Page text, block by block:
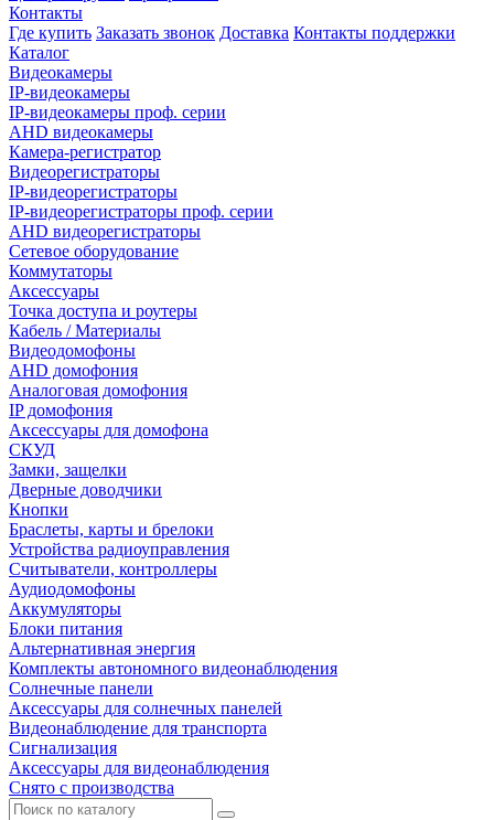
Контакты
Где купить Заказать звонок Доставка Контакты поддержки
Каталог
Видеокамеры
IP-видеокамеры
IP-видеокамеры проф. серии
AHD видеокамеры
Камера-регистратор
Видеорегистраторы
IP-видеорегистраторы
IP-видеорегистраторы проф. серии
AHD видеорегистраторы
Сетевое оборудование
Коммутаторы
Аксессуары
Точка доступа и роутеры
Кабель / Материалы
Видеодомофоны
AHD домофония
Аналоговая домофония
IP домофония
Аксессуары для домофона
СКУД
Замки, защелки
Дверные доводчики
Кнопки
Браслеты, карты и брелоки
Устройства радиоуправления
Считыватели, контроллеры
Аудиодомофоны
Аккумуляторы
Блоки питания
Альтернативная энергия
Комплекты автономного видеонаблюдения
Солнечные панели
Аксессуары для солнечных панелей
Видеонаблюдение для транспорта
Сигнализация
Аксессуары для видеонаблюдения
Снято с производства